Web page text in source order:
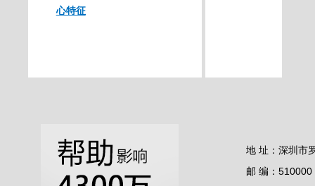
心特征
地 址：深圳市
邮 编：510000